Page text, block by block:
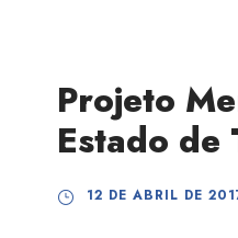
Projeto
Estado de
12 DE ABRIL DE